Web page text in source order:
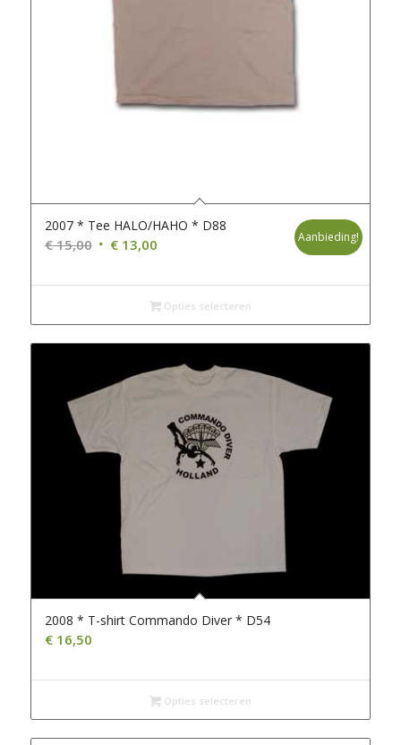
2007 * Tee HALO/HAHO * D88
€15,00 Oorspronkelijke
was:
€13,00Huidige
is:
€ 13,00.
Aanbieding!
Opties selecteren
2008 * T-shirt Commando Diver * D54
€16,50
Opties selecteren